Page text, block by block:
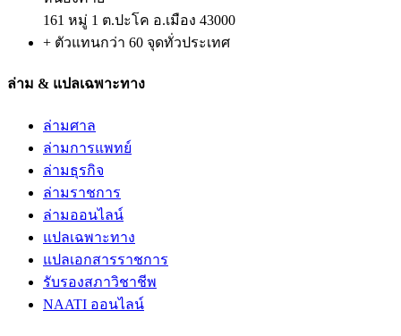
161 หมู่ 1 ต.ปะโค อ.เมือง 43000
+ ตัวแทนกว่า 60 จุดทั่วประเทศ
ล่าม & แปลเฉพาะทาง
ล่ามศาล
ล่ามการแพทย์
ล่ามธุรกิจ
ล่ามราชการ
ล่ามออนไลน์
แปลเฉพาะทาง
แปลเอกสารราชการ
รับรองสภาวิชาชีพ
NAATI ออนไลน์